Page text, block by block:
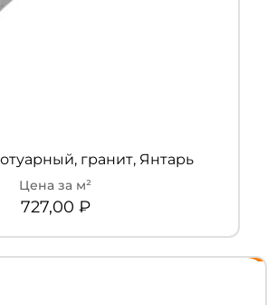
гранит, Янтарь
727,00 ₽